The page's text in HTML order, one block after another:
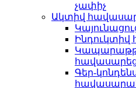
չափիչ
Ակտիվ
Ինդուկտիվ
Գեր-